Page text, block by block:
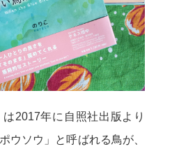
は2017年に自照社出版より
ウソウ」と呼ばれる鳥が、